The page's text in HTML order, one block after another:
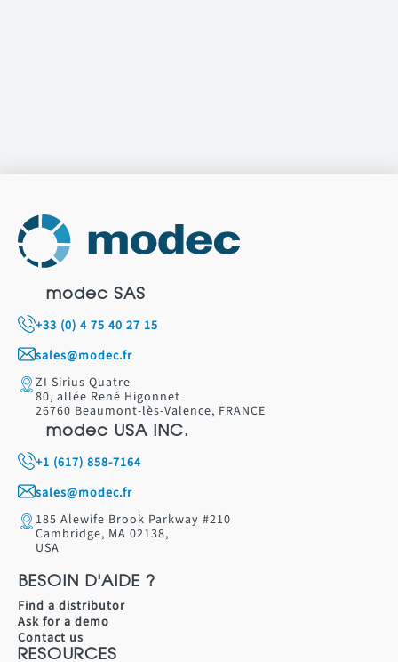
modec SAS
+33 (0) 4 75 40 27 15
sales@modec.fr
ZI Sirius Quatre
80, allée René Higonnet
26760 Beaumont-lès-Valence, FRANCE
modec USA INC.
+1 (617) 858-7164
sales@modec.fr
185 Alewife Brook Parkway #210
Cambridge, MA 02138,
USA
BESOIN D'AIDE ?
Find a distributor
Ask for a demo
Contact us
RESOURCES